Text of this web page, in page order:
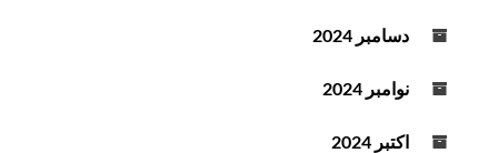
دسامبر 2024
نوامبر 2024
اکتبر 2024